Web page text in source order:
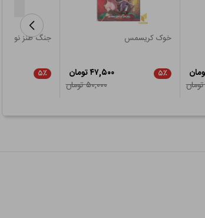
خوک کریسمس
۵٪
۴۷,۵۰۰ تومان
۵۰,۰۰۰ تومان
جنگ طنز نوجوان 2-باغ
۵٪